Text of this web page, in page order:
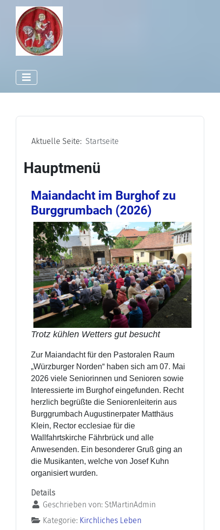
Aktuelle Seite: Startseite
Hauptmenü
Maiandacht im Burghof zu
Burggrumbach (2026)
Trotz kühlen Wetters gut besucht
Zur Maiandacht für den Pastoralen Raum
„Würzburger Norden“ haben sich am 07. Mai
2026 viele Seniorinnen und Senioren sowie
Interessierte im Burghof eingefunden. Recht
herzlich begrüßte die Seniorenleiterin aus
Burggrumbach Augustinerpater Matthäus
Klein, Rector ecclesiae für die
Wallfahrtskirche Fährbrück und alle
Anwesenden. Ein besonderer Gruß ging an
die Musikanten, welche von Josef Kuhn
organisiert wurden.
Details
Geschrieben von: StMartinAdmin
Kategorie: Kirchliches Leben